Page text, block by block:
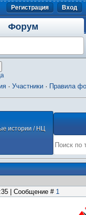
Регистрация Вход
Форум
· Участники · Правила
истории / НЦ
| Сообщение # 1